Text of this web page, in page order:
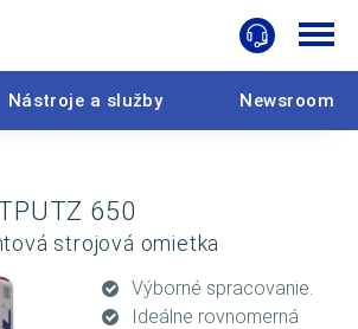
Nástroje a služby Newsroom
650
strojová omietka
Výborné spracovanie.
Ideálne rovnomerná